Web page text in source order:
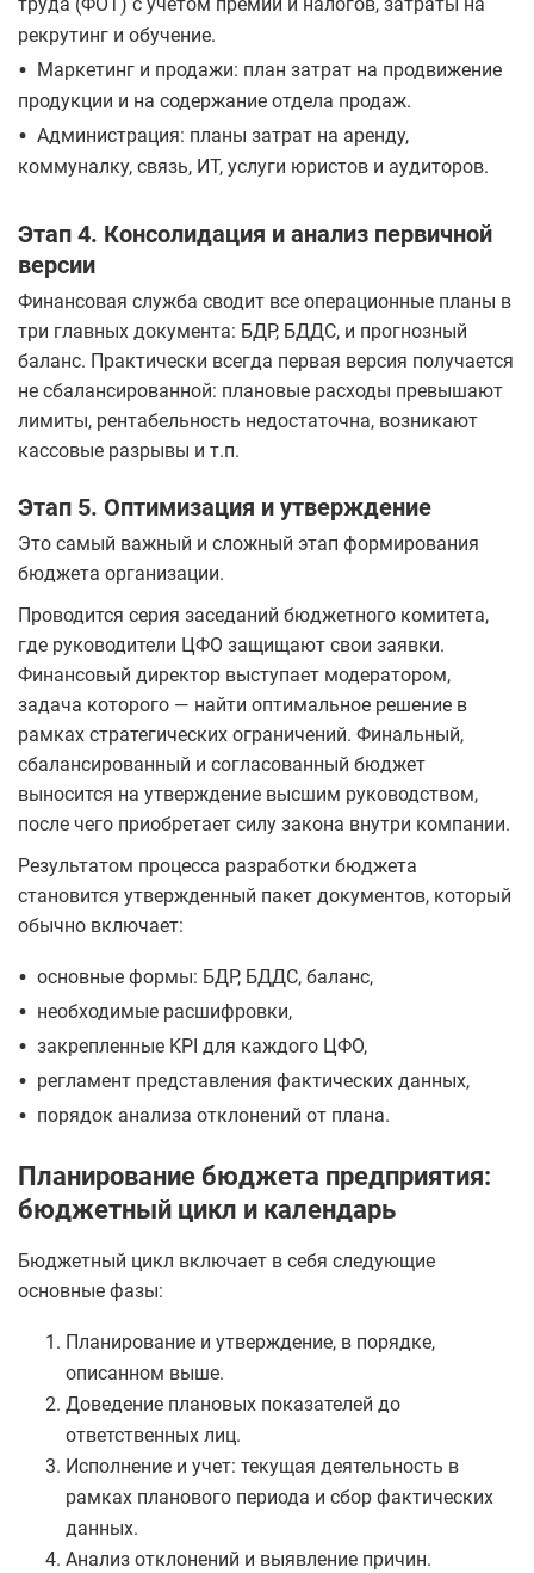
труда (ФОТ) с учетом премий и налогов, затраты на
рекрутинг и обучение.
• Маркетинг и продажи: план затрат на продвижение
продукции и на содержание отдела продаж.
• Администрация: планы затрат на аренду,
коммуналку, связь, ИТ, услуги юристов и аудиторов.
Этап 4. Консолидация и анализ первичной
версии
Финансовая служба сводит все операционные планы в
три главных документа: БДР, БДДС, и прогнозный
баланс. Практически всегда первая версия получается
не сбалансированной: плановые расходы превышают
лимиты, рентабельность недостаточна, возникают
кассовые разрывы и т.п.
Этап 5. Оптимизация и утверждение
Это самый важный и сложный этап формирования
бюджета организации.
Проводится серия заседаний бюджетного комитета,
где руководители ЦФО защищают свои заявки.
Финансовый директор выступает модератором,
задача которого — найти оптимальное решение в
рамках стратегических ограничений. Финальный,
сбалансированный и согласованный бюджет
выносится на утверждение высшим руководством,
после чего приобретает силу закона внутри компании.
Результатом процесса разработки бюджета
становится утвержденный пакет документов, который
обычно включает:
• основные формы: БДР, БДДС, баланс,
• необходимые расшифровки,
• закрепленные KPI для каждого ЦФО,
• регламент представления фактических данных,
• порядок анализа отклонений от плана.
Планирование бюджета предприятия:
бюджетный цикл и календарь
Бюджетный цикл включает в себя следующие
основные фазы:
Планирование и утверждение, в порядке,
описанном выше.
Доведение плановых показателей до
ответственных лиц.
Исполнение и учет: текущая деятельность в
рамках планового периода и сбор фактических
данных.
Анализ отклонений и выявление причин.